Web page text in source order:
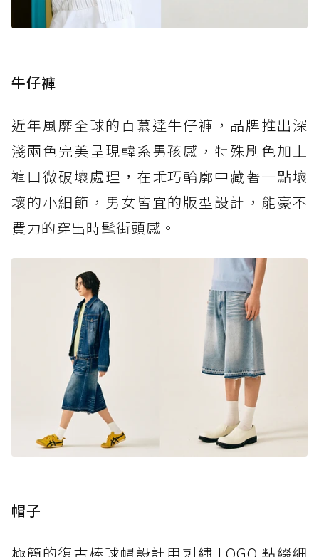
牛仔褲
近年風靡全球的百慕達牛仔褲，品牌推出深
淺兩色完美呈現韓系男孩感，特殊刷色加上
褲口微破壞處理，在乖巧輪廓中藏著一點壞
壞的小細節，男女皆宜的版型設計，能豪不
費力的穿出時髦街頭感。
帽子
極簡的復古棒球帽設計用刺繡 LOGO 點綴細